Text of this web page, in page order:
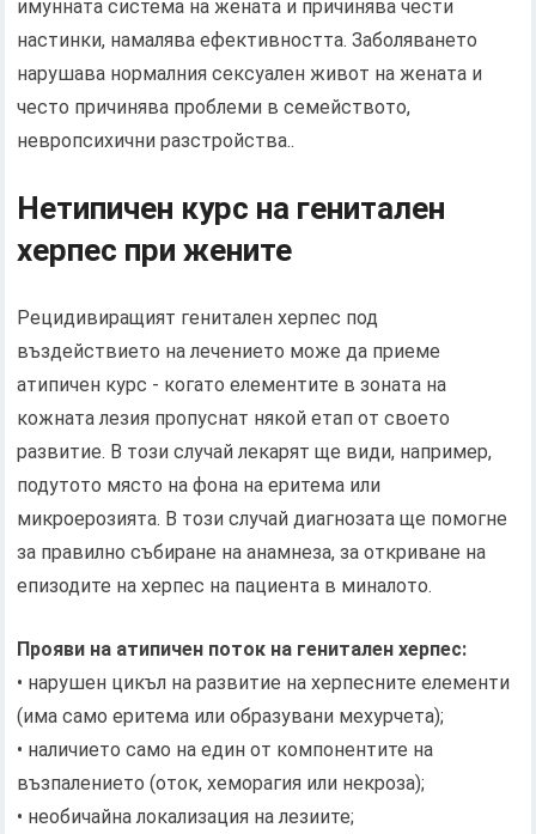
имунната система на жената и причинява чести
настинки, намалява ефективността. Заболяването
нарушава нормалния сексуален живот на жената и
често причинява проблеми в семейството,
невропсихични разстройства..
Нетипичен курс на генитален
херпес при жените
Рецидивиращият генитален херпес под
въздействието на лечението може да приеме
атипичен курс - когато елементите в зоната на
кожната лезия пропуснат някой етап от своето
развитие. В този случай лекарят ще види, например,
подутото място на фона на еритема или
микроерозията. В този случай диагнозата ще помогне
за правилно събиране на анамнеза, за откриване на
епизодите на херпес на пациента в миналото.
Прояви на атипичен поток на генитален херпес:
• нарушен цикъл на развитие на херпесните елементи
(има само еритема или образувани мехурчета);
• наличието само на един от компонентите на
възпалението (оток, хеморагия или некроза);
• необичайна локализация на лезиите;